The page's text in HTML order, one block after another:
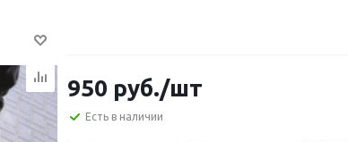
950 руб./шт
Есть в наличии